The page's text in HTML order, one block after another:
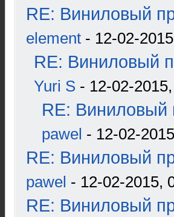
RE: Виниловый
element - 12-02-
RE: Виниловый
Yuri S - 12-02-
RE: Виниловый
pawel - 12-02-
RE: Виниловый
pawel - 12-02-2015,
RE: Виниловый